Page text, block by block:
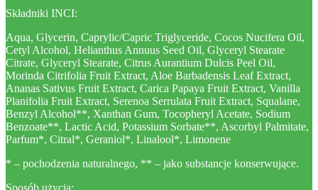
Składniki INCI:
Aqua, Glycerin, Caprylic/Capric Triglyceride, Cocos Nucifera Oil,
Cetyl Alcohol, Helianthus Annuus Seed Oil, Glyceryl Stearate
Citrate, Glyceryl Stearate, Citrus Aurantium Dulcis Peel Oil,
Morinda Citrifolia Fruit Extract, Aloe Barbadensis Leaf Extract,
Ananas Sativus Fruit Extract, Carica Papaya Fruit Extract, Vanilla
Planifolia Fruit Extract, Serenoa Serrulata Fruit Extract, Squalane,
Benzyl Alcohol**, Xanthan Gum, Tocopheryl Acetate, Sodium
Benzoate**, Lactic Acid, Potassium Sorbate**, Ascorbyl Palmitate,
Parfum*, Citral*, Geraniol*, Linalool*, Limonene
* – pochodzenia naturalnego, ** – jako substancje konserwujące.
Sposób użycia: